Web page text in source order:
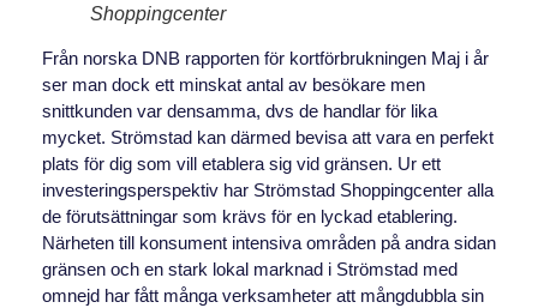
Shoppingcenter
Från norska DNB rapporten för kortförbrukningen Maj i år
ser man dock ett minskat antal av besökare men
snittkunden var densamma, dvs de handlar för lika
mycket. Strömstad kan därmed bevisa att vara en perfekt
plats för dig som vill etablera sig vid gränsen. Ur ett
investeringsperspektiv har Strömstad Shoppingcenter alla
de förutsättningar som krävs för en lyckad etablering.
Närheten till konsument intensiva områden på andra sidan
gränsen och en stark lokal marknad i Strömstad med
omnejd har fått många verksamheter att mångdubbla sin